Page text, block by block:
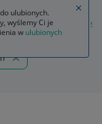
internet play karta
ulubionych.
wyślemy Ci je
w ulubionych